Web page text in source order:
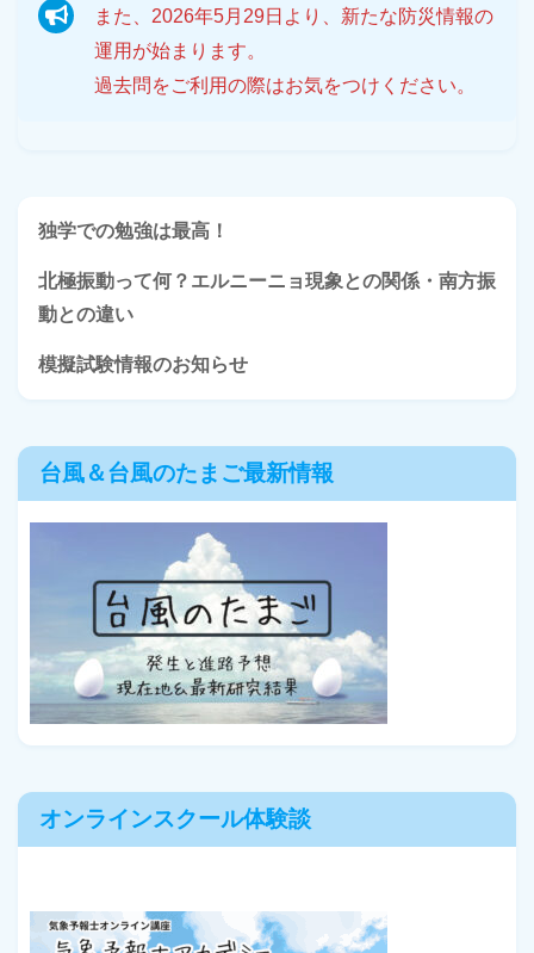
また、2026年5月29日より、新たな防災情報の
運用が始まります。
過去問をご利用の際はお気をつけください。
独学での勉強は最高！
北極振動って何？エルニーニョ現象との関係・南方振
動との違い
模擬試験情報のお知らせ
台風＆台風のたまご最新情報
オンラインスクール体験談